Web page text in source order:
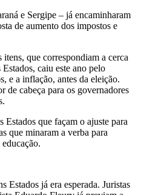
e Sergipe – já encaminharam
de aumento dos impostos e
que correspondiam a cerca
caiu este ano pelo
e a inflação, antes da eleição.
de cabeça para os governadores
Estados que façam o ajuste para
que minaram a verba para
Estados já era esperada. Juristas